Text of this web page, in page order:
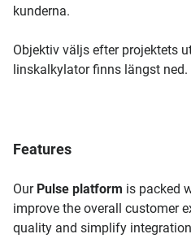
kunderna.
Objektiv väljs efter projektets
linskalkylator finns längst ned.
Features
Our Pulse platform is packed
improve the overall customer
quality and simplify